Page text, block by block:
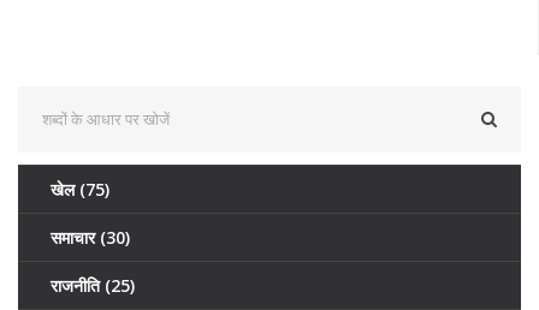
खेल (75)
समाचार (30)
राजनीति (25)